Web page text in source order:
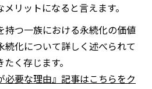
リットになると言えます。
持つ一族における永続化の価値
続化について詳しく述べられて
く存じます。
必要な理由』記事はこちらをク